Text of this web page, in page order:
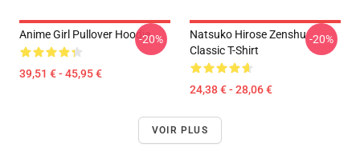
Anime Girl Pullover Hoodie
39,51 € - 45,95 €
-20%
Natsuko Hirose Zenshu
Classic T-Shirt
24,38 € - 28,06 €
-20%
VOIR PLUS